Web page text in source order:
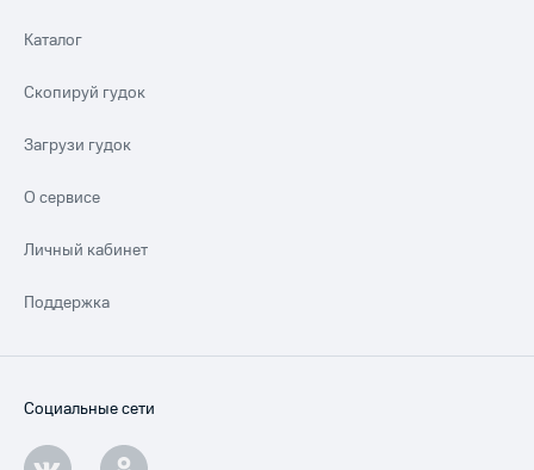
Каталог
Скопируй гудок
Загрузи гудок
О сервисе
Личный кабинет
Поддержка
Социальные сети